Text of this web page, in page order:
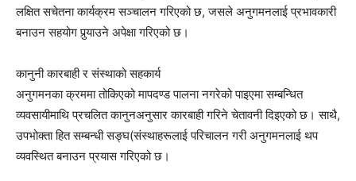
लक्षित सचेतना कार्यक्रम सञ्चालन गरिएको छ, जसले अनुगमनलाई प्रभावकारी
बनाउन सहयोग पुर्‍याउने अपेक्षा गरिएको छ।
कानुनी कारबाही र संस्थाको सहकार्य
अनुगमनका क्रममा तोकिएको मापदण्ड पालना नगरेको पाइएमा सम्बन्धित
व्यवसायीमाथि प्रचलित कानुनअनुसार कारबाही गरिने चेतावनी दिइएको छ। साथै,
उपभोक्ता हित सम्बन्धी सङ्घ(संस्थाहरूलाई परिचालन गरी अनुगमनलाई थप
व्यवस्थित बनाउन प्रयास गरिएको छ।